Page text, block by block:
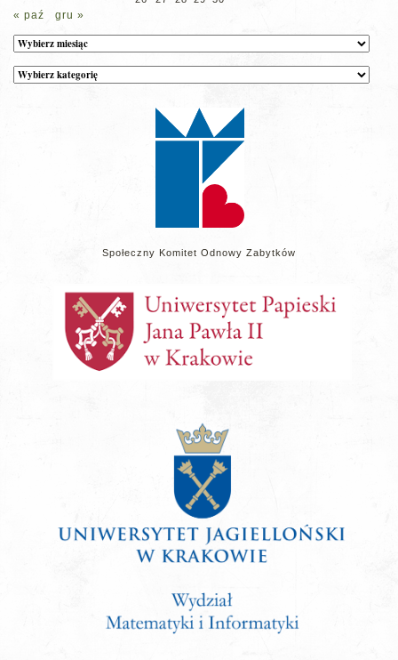
« paź gru »
Archiwum
Kategorie
wpisów
Społeczny Komitet Odnowy Zabytków